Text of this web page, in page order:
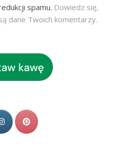
spamu. Dowiedz się,
dane Twoich komentarzy.